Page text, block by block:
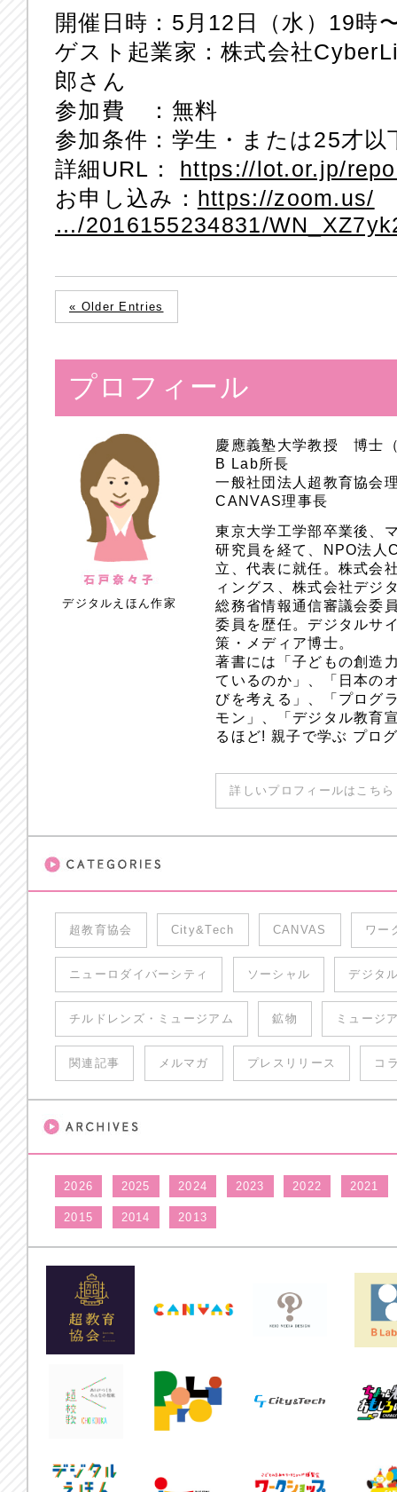
開催日時：5月12日（水）19時
ゲスト起業家：株式会社
郎さん
参加費 ：無料
参加条件：学生・または25才以
詳細URL： https://lot.or.jp/
お申し込み： https://zoom.us/
…/2016155234831/
« Older Entries
プロフィール
デジタルえほん作家
慶應義塾大学教授 博士
B Lab所長
一般社団法人超教育協会
CANVAS理事長
東京大学工学部卒業後、
研究員を経て、NPO法人
立、代表に就任。株式会
ィングス、株式会社デジ
総務省情報通信審議会委
委員を歴任。デジタルサ
策・メディア博士。
著書には「子どもの創造
ているのか」、「日本の
びを考える」、「プログ
モン」、「デジタル教育
るほど! 親子で学ぶ プロ
詳しいプロフィールはこち
超教育協会 City&Tech CANVAS ワー
ニューロダイバーシティ ソーシャル デジタ
チルドレンズ・ミュージアム 鉱物 ミュージ
関連記事 メルマガ プレスリリース コ
2026 2025 2024 2023 2022 2021
2015 2014 2013